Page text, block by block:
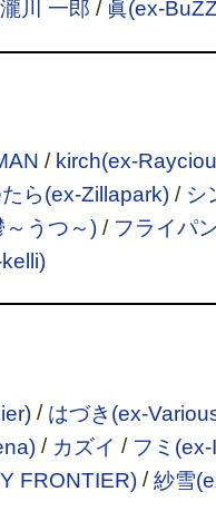
瀧川 一郎 / 眞(ex-
/ kirch(ex-
ら(ex-Zillapark)/ シ
うつ～)/ フライパ
/ はづき(ex-
/ カズイ / フミ
FRONTIER)/紗雪